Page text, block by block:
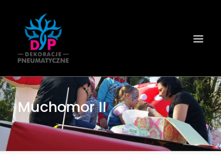
Muchomor II